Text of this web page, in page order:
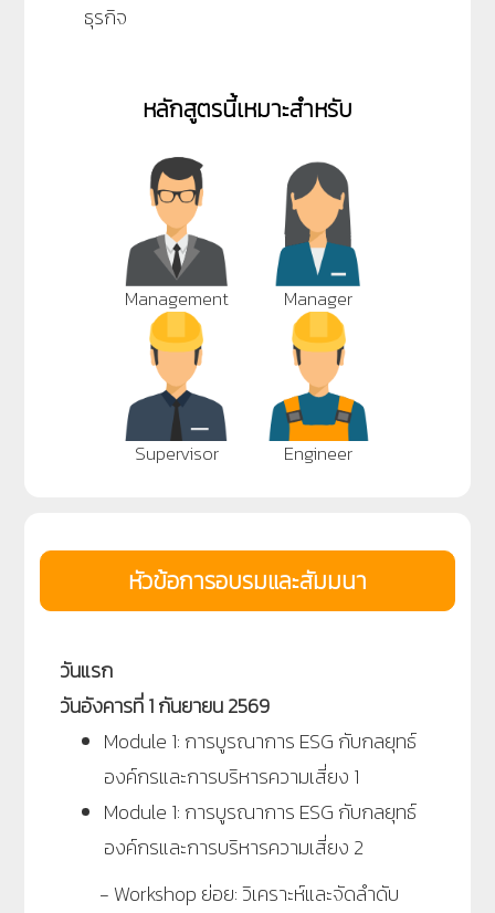
ธุรกิจ
หลักสูตรนี้เหมาะสำหรับ
Management Manager
Supervisor Engineer
หัวข้อการอบรมและสัมมนา
วันแรก
วันอังคารที่ 1 กันยายน 2569
Module 1: การบูรณาการ ESG กับกลยุทธ์
องค์กรและการบริหารความเสี่ยง 1
Module 1: การบูรณาการ ESG กับกลยุทธ์
องค์กรและการบริหารความเสี่ยง 2
- Workshop ย่อย: วิเคราะห์และจัดลำดับ